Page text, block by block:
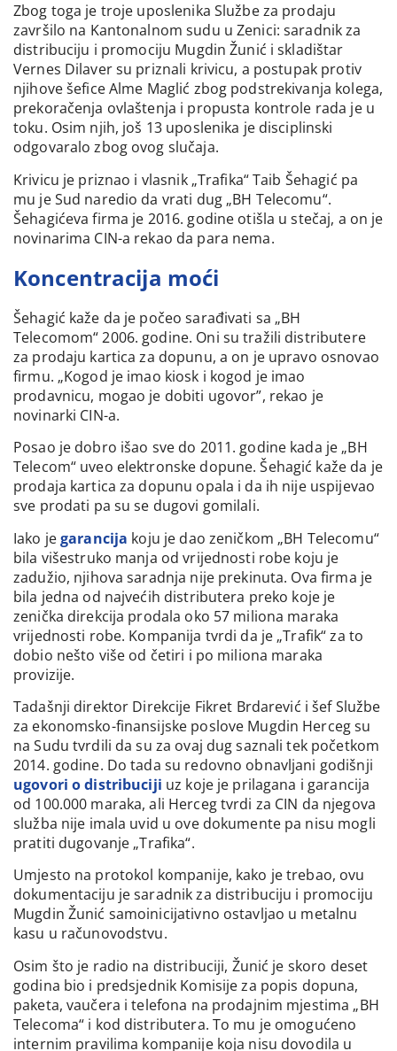
Zbog toga je troje uposlenika Službe za prodaju
završilo na Kantonalnom sudu u Zenici: saradnik za
distribuciju i promociju Mugdin Žunić i skladištar
Vernes Dilaver su priznali krivicu, a postupak protiv
njihove šefice Alme Maglić zbog podstrekivanja kolega,
prekoračenja ovlaštenja i propusta kontrole rada je u
toku. Osim njih, još 13 uposlenika je disciplinski
odgovaralo zbog ovog slučaja.
Krivicu je priznao i vlasnik „Trafika“ Taib Šehagić pa
mu je Sud naredio da vrati dug „BH Telecomu“.
Šehagićeva firma je 2016. godine otišla u stečaj, a on je
novinarima CIN-a rekao da para nema.
Koncentracija moći
Šehagić kaže da je počeo sarađivati sa „BH
Telecomom“ 2006. godine. Oni su tražili distributere
za prodaju kartica za dopunu, a on je upravo osnovao
firmu. „Kogod je imao kiosk i kogod je imao
prodavnicu, mogao je dobiti ugovor”, rekao je
novinarki CIN-a.
Posao je dobro išao sve do 2011. godine kada je „BH
Telecom“ uveo elektronske dopune. Šehagić kaže da je
prodaja kartica za dopunu opala i da ih nije uspijevao
sve prodati pa su se dugovi gomilali.
Iako jegarancija koju je dao zeničkom „BH Telecomu“
bila višestruko manja od vrijednosti robe koju je
zadužio, njihova saradnja nije prekinuta. Ova firma je
bila jedna od najvećih distributera preko koje je
zenička direkcija prodala oko 57 miliona maraka
vrijednosti robe. Kompanija tvrdi da je „Trafik“ za to
dobio nešto više od četiri i po miliona maraka
provizije.
Tadašnji direktor Direkcije Fikret Brdarević i šef Službe
za ekonomsko-finansijske poslove Mugdin Herceg su
na Sudu tvrdili da su za ovaj dug saznali tek početkom
2014. godine. Do tada su redovno obnavljani godišnji
ugovori o distribuciji uz koje je prilagana i garancija
od 100.000 maraka, ali Herceg tvrdi za CIN da njegova
služba nije imala uvid u ove dokumente pa nisu mogli
pratiti dugovanje „Trafika“.
Umjesto na protokol kompanije, kako je trebao, ovu
dokumentaciju je saradnik za distribuciju i promociju
Mugdin Žunić samoinicijativno ostavljao u metalnu
kasu u računovodstvu.
Osim što je radio na distribuciji, Žunić je skoro deset
godina bio i predsjednik Komisije za popis dopuna,
paketa, vaučera i telefona na prodajnim mjestima „BH
Telecoma“ i kod distributera. To mu je omogućeno
internim pravilima kompanije koja nisu dovodila u